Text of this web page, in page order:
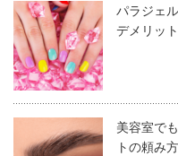
最も影響があるのは、視
次に聴覚情報の会話のト
そして、重要に感じる話
ここからもわかるとおり
えるので、洋服選びが苦
ショルダーオー
パラジェ
デメリッ
美容室で
トの頼み方